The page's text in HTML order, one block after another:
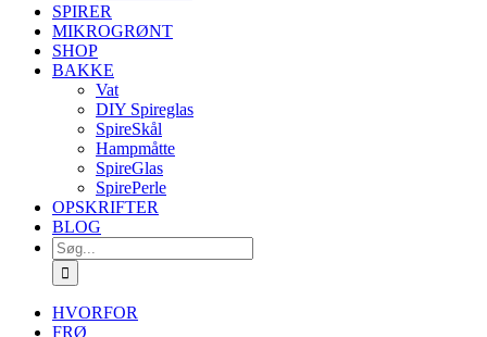
SPIRER
MIKROGRØNT
SHOP
BAKKE
Vat
DIY Spireglas
SpireSkål
Hampmåtte
SpireGlas
SpirePerle
OPSKRIFTER
BLOG
Søg
efter:
HVORFOR
FRØ